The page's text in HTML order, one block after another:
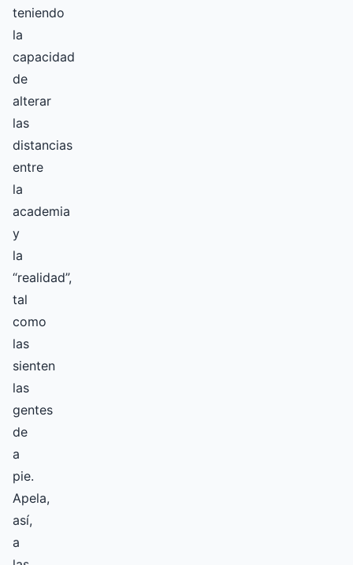
teniendo
la
capacidad
de
alterar
las
distancias
entre
la
academia
y
la
“realidad”,
tal
como
las
sienten
las
gentes
de
a
pie.
Apela,
así,
a